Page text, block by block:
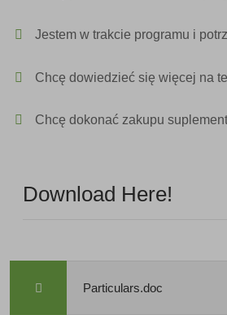
Jestem w trakcie programu i
Chcę dowiedzieć się więcej na
Chcę dokonać zakupu
Download Here!
Particulars.doc